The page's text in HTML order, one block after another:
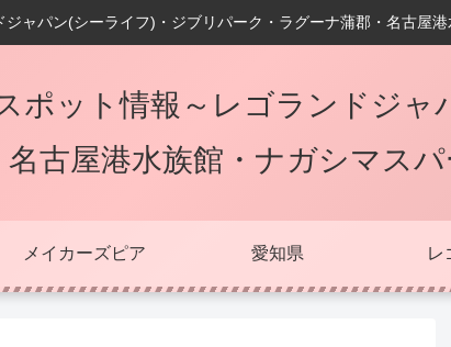
ャパン(シーライフ)・ジブリパーク・ラグーナ蒲郡・名古屋
ポット情報～レゴランドジ
古屋港水族館・ナガシマス
メイカーズピア 愛知県 レ